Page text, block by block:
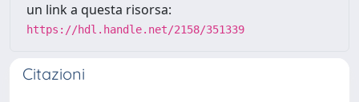
un link a questa risorsa:
https://hdl.handle.net/2158/351339
Citazioni